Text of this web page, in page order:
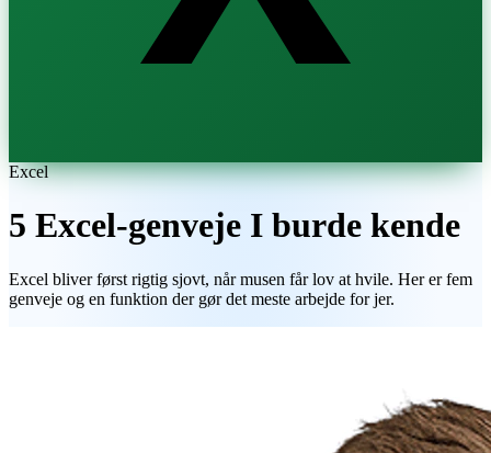
Excel
5 Excel-genveje I burde kende
Excel bliver først rigtig sjovt, når musen får lov at hvile. Her er fem
genveje og en funktion der gør det meste arbejde for jer.